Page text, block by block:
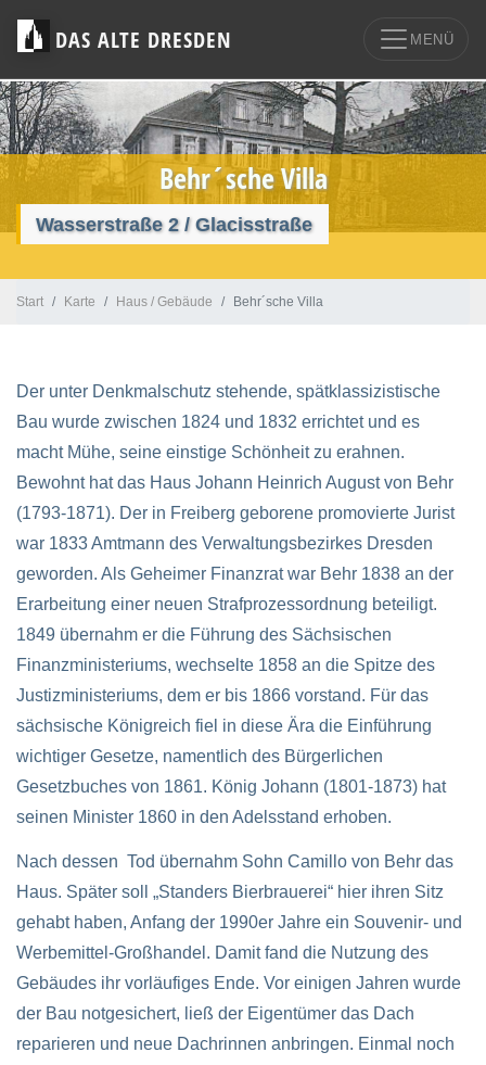
DAS ALTE DRESDEN MENÜ
Behr´sche Villa
Wasserstraße 2 / Glacisstraße
Start Karte Haus / Gebäude Behr´sche Villa
Der unter Denkmalschutz stehende, spätklassizistische
Bau wurde zwischen 1824 und 1832 errichtet und es
macht Mühe, seine einstige Schönheit zu erahnen.
Bewohnt hat das Haus Johann Heinrich August von Behr
(1793-1871). Der in Freiberg geborene promovierte Jurist
war 1833 Amtmann des Verwaltungsbezirkes Dresden
geworden. Als Geheimer Finanzrat war Behr 1838 an der
Erarbeitung einer neuen Strafprozessordnung beteiligt.
1849 übernahm er die Führung des Sächsischen
Finanzministeriums, wechselte 1858 an die Spitze des
Justizministeriums, dem er bis 1866 vorstand. Für das
sächsische Königreich fiel in diese Ära die Einführung
wichtiger Gesetze, namentlich des Bürgerlichen
Gesetzbuches von 1861. König Johann (1801-1873) hat
seinen Minister 1860 in den Adelsstand erhoben.
Nach dessen Tod übernahm Sohn Camillo von Behr das
Haus. Später soll „Standers Bierbrauerei“ hier ihren Sitz
gehabt haben, Anfang der 1990er Jahre ein Souvenir- und
Werbemittel-Großhandel. Damit fand die Nutzung des
Gebäudes ihr vorläufiges Ende. Vor einigen Jahren wurde
der Bau notgesichert, ließ der Eigentümer das Dach
reparieren und neue Dachrinnen anbringen. Einmal noch